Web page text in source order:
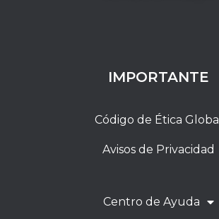
IMPORTANTE
Código de Ética Global
Avisos de Privacidad
Centro de Ayuda